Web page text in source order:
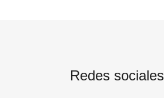
Redes sociales